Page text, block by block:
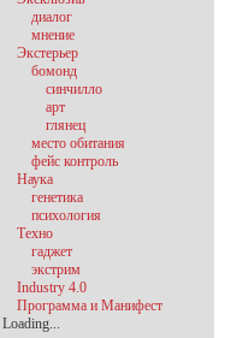
диалог
мнение
Экстерьер
бомонд
синчилло
арт
глянец
место обитания
фейс контроль
Наука
генетика
психология
Техно
гаджет
экстрим
Industry 4.0
Программа и Манифест
Loading...